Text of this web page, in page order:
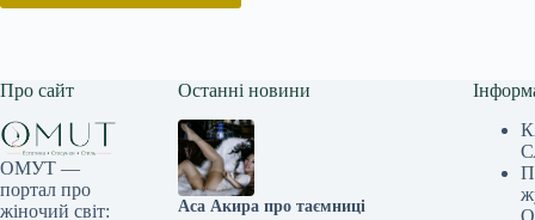
Про сайт
ОМУТ —
портал про
жіночий світ:
Останні новини
Аса Акира про таємниці